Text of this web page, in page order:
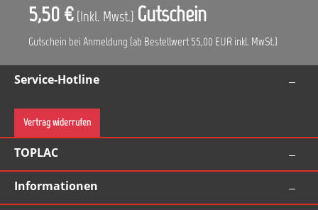
5,50 € (Inkl. Mwst.) Gutschein
Gutschein bei Anmeldung (ab Bestellwert 55,00 EUR inkl. MwSt.)
Service-Hotline
Vertrag widerrufen
TOPLAC
Informationen